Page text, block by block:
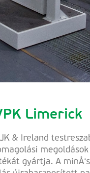
Limerick
& Ireland
megoldások
gyártja. A